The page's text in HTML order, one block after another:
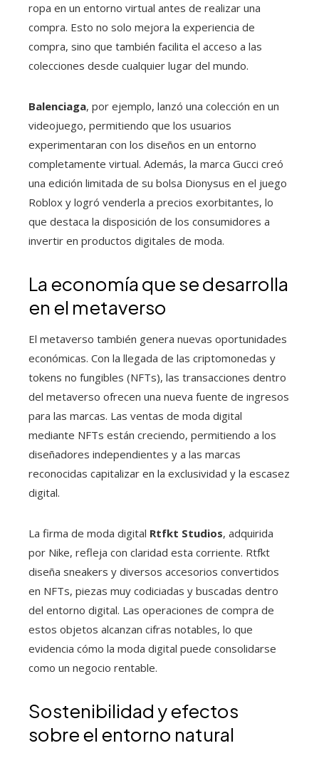
ropa en un entorno virtual antes de realizar una
compra. Esto no solo mejora la experiencia de
compra, sino que también facilita el acceso a las
colecciones desde cualquier lugar del mundo.
Balenciaga, por ejemplo, lanzó una colección en un
videojuego, permitiendo que los usuarios
experimentaran con los diseños en un entorno
completamente virtual. Además, la marca Gucci creó
una edición limitada de su bolsa Dionysus en el juego
Roblox y logró venderla a precios exorbitantes, lo
que destaca la disposición de los consumidores a
invertir en productos digitales de moda.
La economía que se desarrolla
en el metaverso
El metaverso también genera nuevas oportunidades
económicas. Con la llegada de las criptomonedas y
tokens no fungibles (NFTs), las transacciones dentro
del metaverso ofrecen una nueva fuente de ingresos
para las marcas. Las ventas de moda digital
mediante NFTs están creciendo, permitiendo a los
diseñadores independientes y a las marcas
reconocidas capitalizar en la exclusividad y la escasez
digital.
La firma de moda digital Rtfkt Studios, adquirida
por Nike, refleja con claridad esta corriente. Rtfkt
diseña sneakers y diversos accesorios convertidos
en NFTs, piezas muy codiciadas y buscadas dentro
del entorno digital. Las operaciones de compra de
estos objetos alcanzan cifras notables, lo que
evidencia cómo la moda digital puede consolidarse
como un negocio rentable.
Sostenibilidad y efectos
sobre el entorno natural